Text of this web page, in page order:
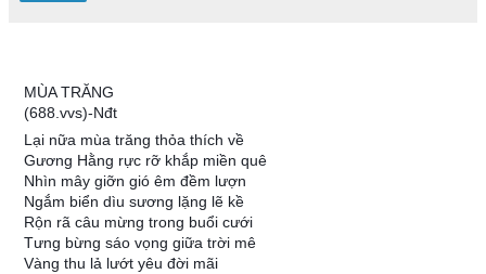
MÙA TRĂNG
(688.vvs)-Nđt
Lại nữa mùa trăng thỏa thích về
Gương Hằng rực rỡ khắp miền quê
Nhìn mây giỡn gió êm đềm lượn
Ngắm biển dìu sương lặng lẽ kề
Rộn rã câu mừng trong buổi cưới
Tưng bừng sáo vọng giữa trời mê
Vàng thu lả lướt yêu đời mãi